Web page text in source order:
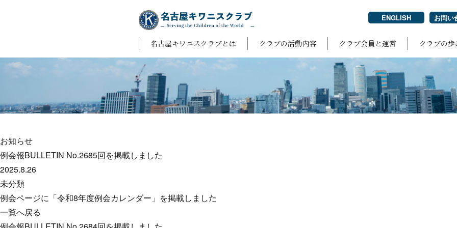
名古屋キワニスクラブとは クラブの活動内容 クラブ会員と運営 クラブの歩
ENGLISH お問い
お知らせ
例会報BULLETIN No.2685回を掲載しました
2025.8.26
未分類
例会ページに「令和8年度例会カレンダー」を掲載しました
一覧へ戻る